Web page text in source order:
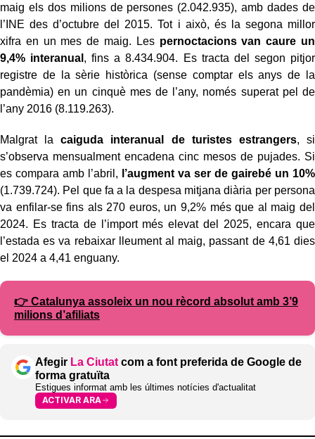
maig els dos milions de persones (2.042.935), amb dades de
l’INE des d’octubre del 2015. Tot i això, és la segona millor
xifra en un mes de maig. Les pernoctacions van caure un
9,4% interanual , fins a 8.434.904. Es tracta del segon pitjor
registre de la sèrie històrica (sense comptar els anys de la
pandèmia) en un cinquè mes de l’any, només superat pel de
l’any 2016 (8.119.263).
Malgrat la caiguda interanual de turistes estrangers, si
s’observa mensualment encadena cinc mesos de pujades. Si
es compara amb l’abril,
l’augment va ser de gairebé un 10%
(1.739.724). Pel que fa a la despesa mitjana diària per persona
va enfilar-se fins als 270 euros, un 9,2% més que al maig del
2024. Es tracta de l’import més elevat del 2025, encara que
l’estada es va rebaixar lleument al maig, passant de 4,61 dies
el 2024 a 4,41 enguany.
👉 Catalunya assoleix un nou rècord absolut amb 3’9
milions d’afiliats
Afegir La Ciutat com a font preferida de Google de
forma gratuïta
Estigues informat amb les últimes notícies d'actualitat
ACTIVAR ARA